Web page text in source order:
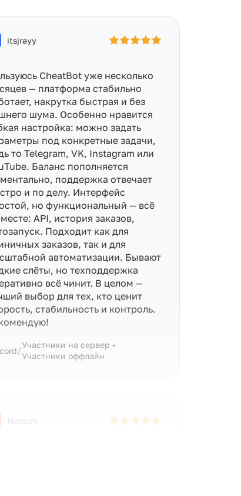
itsjrayy
CheatBot уже несколько
— платформа стабильно
накрутка быстрая и без
шума. Особенно нравится
настройка: можно задать
под конкретные задачи,
то Telegram, VK, Instagram или
Баланс пополняется
поддержка отвечает
и по делу. Интерфейс
но функциональный — всё
API, история заказов,
Подходит как для
заказов, так и для
автоматизации. Бывают
слёты, но техподдержка
всё чинит. В целом —
выбор для тех, кто ценит
стабильность и контроль.
/Участники на сервер •
Участники оффлайн
Marazm